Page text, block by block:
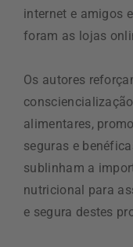
internet e amigos
foram as lojas
Os autores
alimentares,
seguras e
sublinham a
nutricional para
e segura destes